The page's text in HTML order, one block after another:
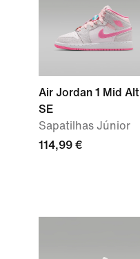
Air Jordan 1 Mid Alt
SE
Sapatilhas Júnior
114,99 €